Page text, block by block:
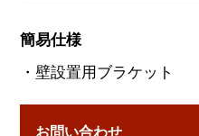
簡易仕様
・壁設置用ブラケット
お問い合わせ